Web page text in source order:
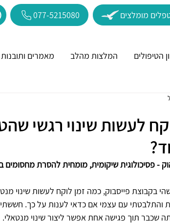
077-5215080 מומלצים
הטיפולים המלצות מהלב מאמרים ותובנות
לעשות שינוי רגשי
- פסיכולוגית שיקומית, מומחית להסרת
בקבוצת פייסבוק, כמה זמן לוקח לעשות שינוי
והתלבטתי עם עצמי אם כדאי לענות על כך.
שכבר תוך פגישה אחת אפשר ליצור שינוי מנטאלי.